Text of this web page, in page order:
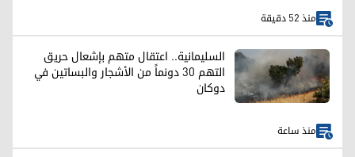
منذ 52 دقيقة
السليمانية.. اعتقال متهم بإشعال حريق
التهم 30 دونماً من الأشجار والبساتين في
دوكان
منذ ساعة